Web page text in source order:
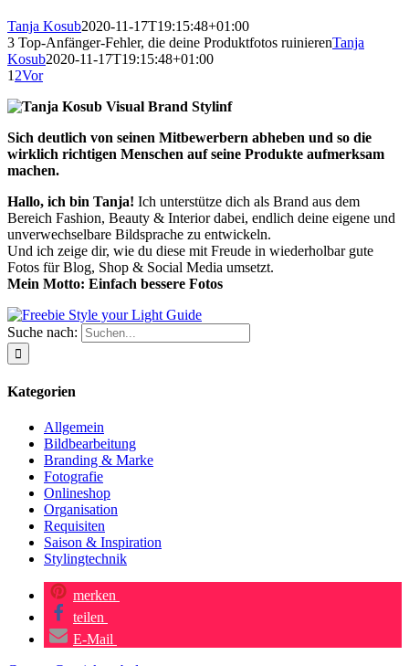
Tanja Kosub2020-11-17T19:15:48+01:00
3 Top-Anfänger-Fehler, die deine Produktfotos ruinierenTanja
Kosub2020-11-17T19:15:48+01:00
1 2Vor
Sich deutlich von seinen Mitbewerbern abheben und so die
wirklich richtigen Menschen auf seine Produkte aufmerksam
machen.
Hallo, ich bin Tanja! Ich unterstütze dich als Brand aus dem
Bereich Fashion, Beauty & Interior dabei, endlich deine eigene und
unverwechselbare Bildsprache zu entwickeln.
Und ich zeige dir, wie du diese mit Freude in wiederholbar gute
Fotos für Blog, Shop & Social Media umsetzt.
Mein Motto: Einfach bessere Fotos
Suche nach:
Kategorien
Allgemein
Bildbearbeitung
Branding & Marke
Fotografie
Onlineshop
Organisation
Requisiten
Saison & Inspiration
Stylingtechnik
merken
teilen
E-Mail